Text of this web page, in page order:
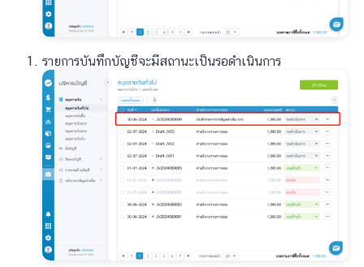
รายการบันทึกบัญชีจะมีสถานะเป็นรอดำเนินการ